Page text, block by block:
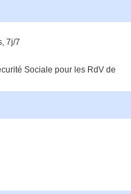
7j/7
Sociale pour les RdV de